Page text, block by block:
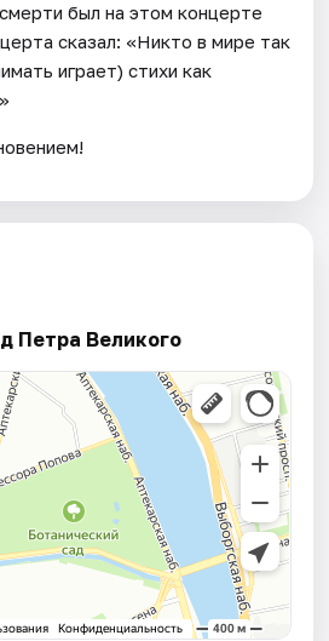
был на этом концерте
сказал: «Никто в мире так
играет) стихи как
Петра Великого